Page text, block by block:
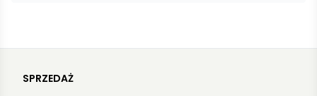
SPRZEDAŻ